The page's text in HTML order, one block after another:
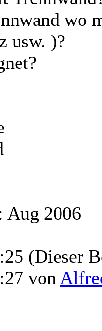
wo
usw. )?
Aug 2006
(Dieser
von